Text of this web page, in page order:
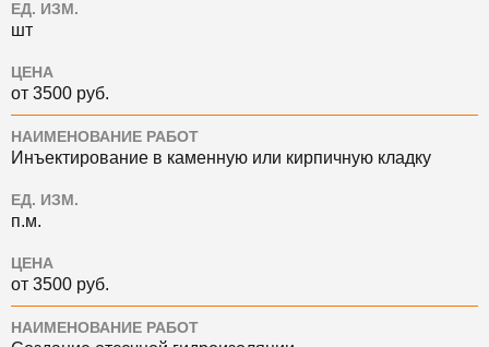
ЕД. ИЗМ.
шт
ЦЕНА
от 3500 руб.
НАИМЕНОВАНИЕ РАБОТ
Инъектирование в каменную или кирпичную кладку
ЕД. ИЗМ.
п.м.
ЦЕНА
от 3500 руб.
НАИМЕНОВАНИЕ РАБОТ